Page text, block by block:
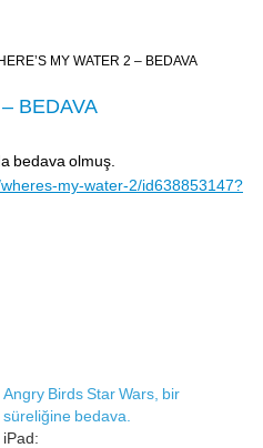
MY WATER 2 – BEDAVA
BEDAVA
bedava olmuş.
my-water-2/id638853147?
Angry Birds Star Wars, bir
süreliğine bedava.
iPad: